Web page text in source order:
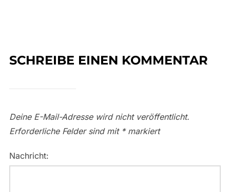
SCHREIBE EINEN KOMMENTAR
Deine E-Mail-Adresse wird nicht veröffentlicht.
Erforderliche Felder sind mit *markiert
Nachricht: